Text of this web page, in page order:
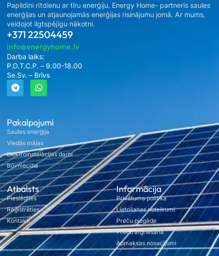
Pakalpojumi
Saules enerģija
Viedās mājas
Elektroinstalācijas darbi
Būvniecība
Atbalsts
Pieslēgties
Reģistrēties
Kontakti
Informācija
Privātuma politika
Lietošanas noteikumi
Preču piegāde
Preču atgriešana
Apmaksas nosacījumi
Papildini rītdienu ar tīru enerģiju. Energy Home- partneris saules
enerģijas un atjaunojamās enerģijas risinājumu jomā. Ar mums,
veidojot ilgtspējīgu nākotni.
+371 22504459
info@energyhome.lv
Darba laiks:
P.O.T.C.P. – 9.00-18.00
Se.Sv. – Brīvs